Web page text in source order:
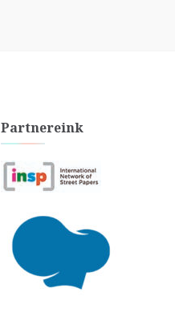
Partnereink